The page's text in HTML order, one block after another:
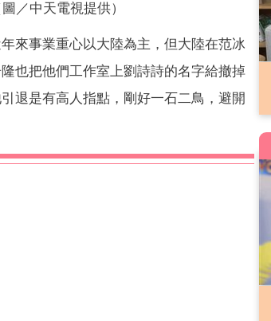
／中天電視提供）
來事業重心以大陸為主，但大陸在范冰
也把他們工作室上劉詩詩的名字給撤掉
退是有高人指點，剛好一石二鳥，避開